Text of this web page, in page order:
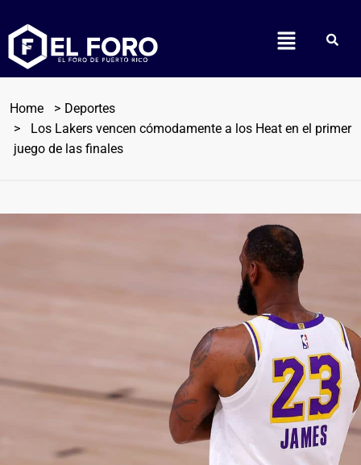
Home
Deportes
Los Lakers vencen cómodamente a los Heat en el primer
juego de las finales